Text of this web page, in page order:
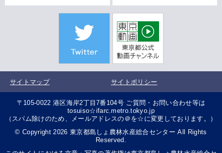
サイトマップ サイトポリシー
〒105-0022 港区海岸2丁目7番104号 ご質問・お問い合わせ等は
tosuiso☆ifarc.metro.tokyo.jp
（スパム除けのため、メールアドレスの＠を☆に変更しております。）
© Copyright 2026 東京都島しょ農林水産総合センター All Rights
Reserved.